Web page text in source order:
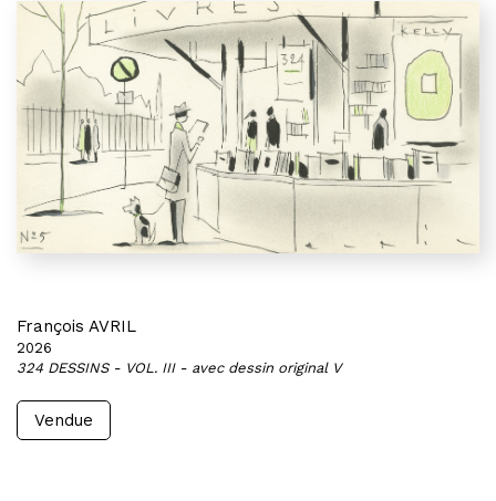
François AVRIL
2026
324 DESSINS - VOL. III - avec dessin original V
Vendue